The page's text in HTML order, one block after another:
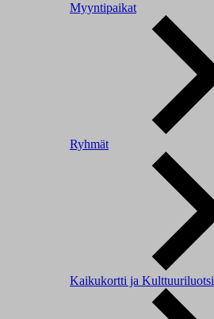
Myyntipaikat
Ryhmät
Kaikukortti ja